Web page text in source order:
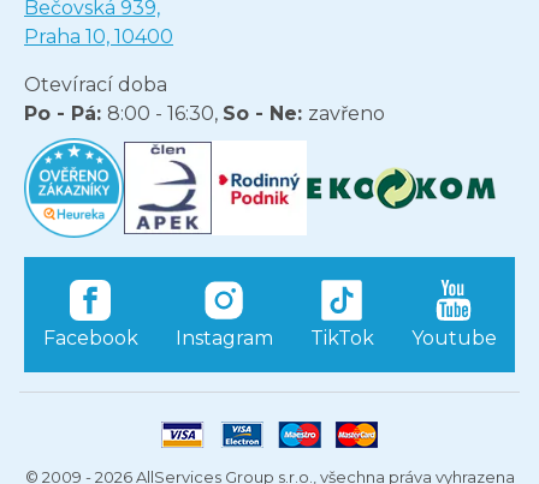
Bečovská 939,
Praha 10, 10400
Otevírací doba
Po - Pá: 8:00 - 16:30, So - Ne: zavřeno
Facebook Instagram TikTok Youtube
© 2009 - 2026 AllServices Group s.r.o., všechna práva vyhrazena